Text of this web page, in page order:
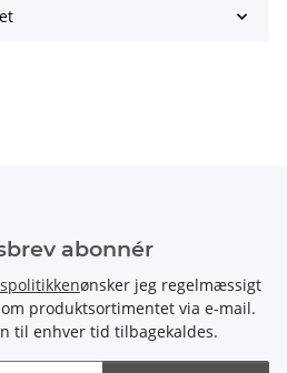
abonnér
ønsker jeg regelmæssigt
produktsortimentet via e-mail.
til enhver tid tilbagekaldes.